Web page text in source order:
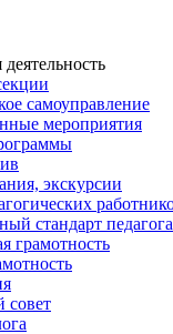
самоуправление
мероприятия
экскурсии
стандарт педагога
грамотность
совет